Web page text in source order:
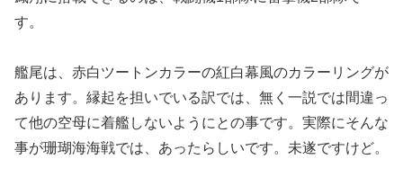
す。
艦尾は、赤白ツートンカラーの紅白幕風のカラーリングが
あります。縁起を担いでいる訳では、無く一説では間違っ
て他の空母に着艦しないようにとの事です。実際にそんな
事が珊瑚海海戦では、あったらしいです。未遂ですけど。